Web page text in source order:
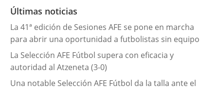
r
a
s
Últimas noticias
La 41ª edición de Sesiones AFE se pone en marcha
para abrir una oportunidad a futbolistas sin equipo
La Selección AFE Fútbol supera con eficacia y
autoridad al Atzeneta (3-0)
Una notable Selección AFE Fútbol da la talla ante el